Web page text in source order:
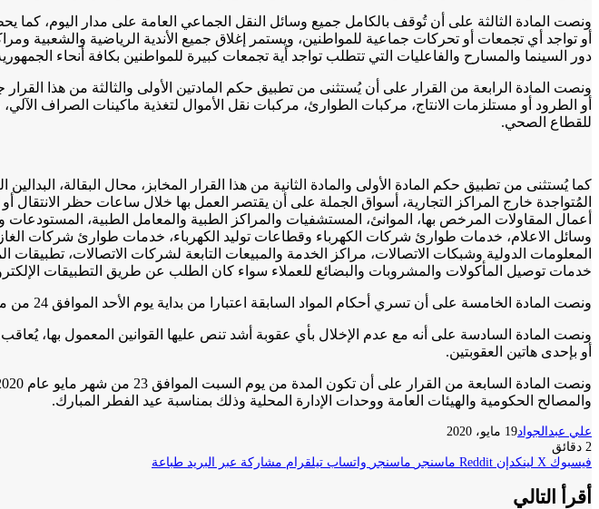
ونصت المادة الثالثة على أن تُوقف بالكامل جميع وسائل النقل الجماعي العامة على مدار اليوم،
أو تواجد أي تجمعات أو تحركات جماعية للمواطنين، ويستمر إغلاق جميع الأندية الرياضية والشعبية
دور السينما والمسارح والفاعليات التي تتطلب تواجد أية تجمعات كبيرة للمواطنين بكافة أنحاء
ونصت المادة الرابعة من القرار على أن يُستثنى من تطبيق حكم المادتين الأولى والثالثة من هذا القرار
أو الطرود أو مستلزمات الانتاج، مركبات الطوارئ، مركبات نقل الأموال لتغذية ماكينات الصراف
للقطاع الصحي.
كما يُستثنى من تطبيق حكم المادة الأولى والمادة الثانية من هذا القرار المخابز، محال البقالة،
المُتواجدة خارج المراكز التجارية، أسواق الجملة على أن يقتصر العمل بها خلال ساعات حظر
أعمال المقاولات المرخص بها، الموانئ، المستشفيات والمراكز الطبية والمعامل الطبية،
وسائل الاعلام، خدمات طوارئ شركات الكهرباء وقطاعات توليد الكهرباء، خدمات طوارئ شركات
المعلومات الدولية وشبكات الاتصالات، مراكز الخدمة والمبيعات التابعة لشركات الاتصالات،
خدمات توصيل المأكولات والمشروبات والبضائع للعملاء سواء كان الطلب عن طريق التطبيقات
ونصت المادة الخامسة على أن تسري أحكام المواد السابقة اعتبارا من بداية يوم الأحد الموافق 24 من مايو عام 2020 حتى نهاية يوم الجمعة الموافق 29 من مايو عام 2020.
ونصت المادة السادسة على أنه مع عدم الإخلال بأي عقوبة أشد تنص عليها القوانين المعمول بها، يُعاقب
أو بإحدى هاتين العقوبتين.
والمصالح الحكومية والهيئات العامة ووحدات الإدارة المحلية وذلك بمناسبة عيد الفطر المبارك.
علي عبدالجواد19 مايو، 2020
2 دقائق
فيسبوك ‫X لينكدإن ماسنجر ماسنجر واتساب تيلقرام مشاركة عبر البريد طباعة
أقرأ التالي